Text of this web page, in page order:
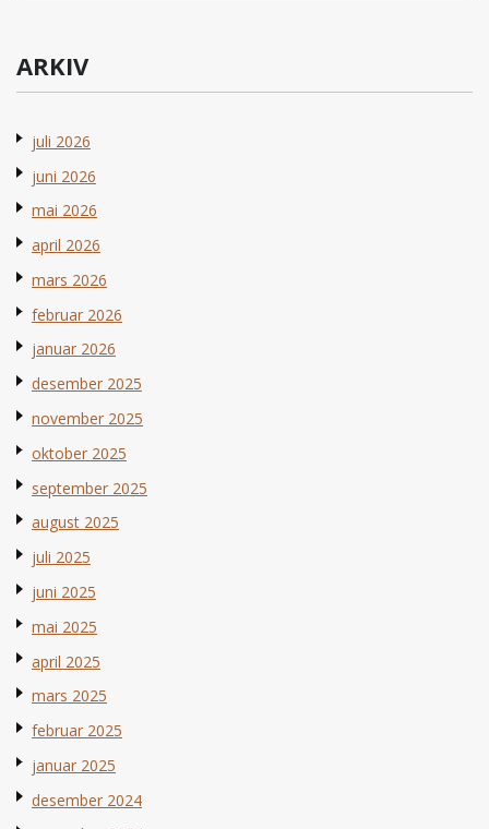
ARKIV
juli 2026
juni 2026
mai 2026
april 2026
mars 2026
februar 2026
januar 2026
desember 2025
november 2025
oktober 2025
september 2025
august 2025
juli 2025
juni 2025
mai 2025
april 2025
mars 2025
februar 2025
januar 2025
desember 2024